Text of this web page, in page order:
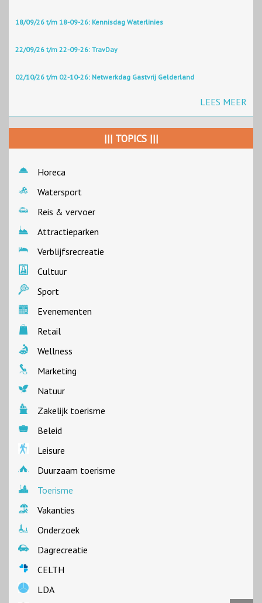
18/09/26 t/m 18-09-26: Kennisdag Waterlinies
22/09/26 t/m 22-09-26: TravDay
02/10/26 t/m 02-10-26: Netwerkdag Gastvrij Gelderland
LEES MEER
||| TOPICS |||
Horeca
Watersport
Reis & vervoer
Attractieparken
Verblijfsrecreatie
Cultuur
Sport
Evenementen
Retail
Wellness
Marketing
Natuur
Zakelijk toerisme
Beleid
Leisure
Duurzaam toerisme
Toerisme
Vakanties
Onderzoek
Dagrecreatie
CELTH
LDA